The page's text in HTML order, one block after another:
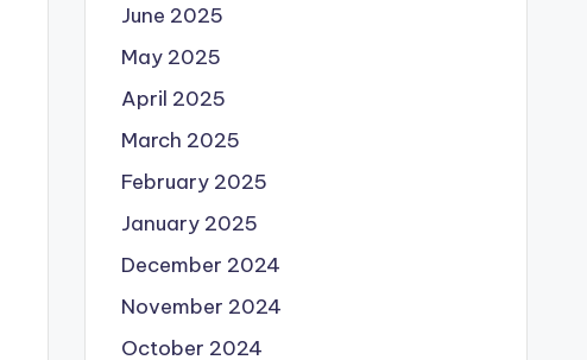
June 2025
May 2025
April 2025
March 2025
February 2025
January 2025
December 2024
November 2024
October 2024